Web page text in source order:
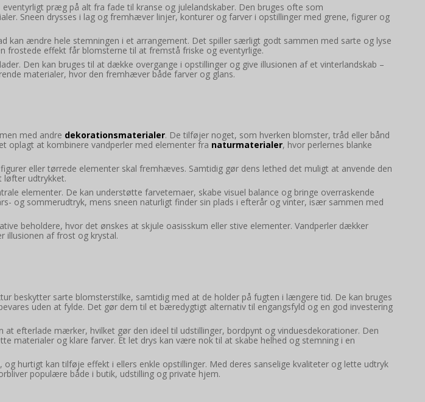
præg på alt fra fade til kranse og julelandskaber. Den bruges ofte som
Sneen drysses i lag og fremhæver linjer, konturer og farver i opstillinger med grene, figurer og
ændre hele stemningen i et arrangement. Det spiller særligt godt sammen med sarte og lyse
frostede effekt får blomsterne til at fremstå friske og eventyrlige.
Den kan bruges til at dække overgange i opstillinger og give illusionen af et vinterlandskab –
materialer, hvor den fremhæver både farver og glans.
med andre dekorationsmaterialer. De tilføjer noget, som hverken blomster, tråd eller bånd
oplagt at kombinere vandperler med elementer fra naturmaterialer, hvor perlernes blanke
eller tørrede elementer skal fremhæves. Samtidig gør dens lethed det muligt at anvende den
løfter udtrykket.
elementer. De kan understøtte farvetemaer, skabe visuel balance og bringe overraskende
og sommerudtryk, mens sneen naturligt finder sin plads i efterår og vinter, især sammen med
beholdere, hvor det ønskes at skjule oasisskum eller stive elementer. Vandperler dækker
illusionen af frost og krystal.
beskytter sarte blomsterstilke, samtidig med at de holder på fugten i længere tid. De kan bruges
uden at fylde. Det gør dem til et bæredygtigt alternativ til engangsfyld og en god investering
efterlade mærker, hvilket gør den ideel til udstillinger, bordpynt og vinduesdekorationer. Den
materialer og klare farver. Et let drys kan være nok til at skabe helhed og stemning i en
hurtigt kan tilføje effekt i ellers enkle opstillinger. Med deres sanselige kvaliteter og lette udtryk
populære både i butik, udstilling og private hjem.